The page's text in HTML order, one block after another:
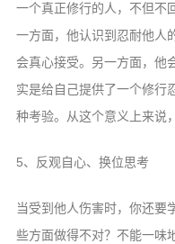
一个真正修行的人，不但不
一方面，他认识到忍耐他人
会真心接受。另一方面，他
实是给自己提供了一个修行
种考验。从这个意义上来说
5、反观自心、换位思考
当受到他人伤害时，你还要
些方面做得不对？不能一味